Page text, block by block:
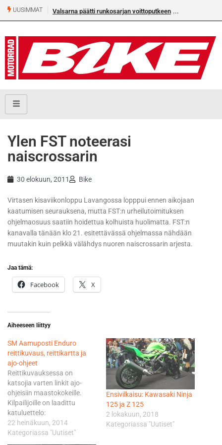
UUSIMMAT Valsarna päätti runkosarjan voittoputkeen
Ylen FST noteerasi
naiscrossarin
30 elokuun, 2011 Bike
Virtasen kisaviikonloppu Lavangossa lopppui ennen aikojaan
kaatumisen seurauksena, mutta FST:n urheilutoimituksen
ohjelmaosuus saatiin hoidettua kolhuista huolimatta. FST:n
kanavalla tänään klo 21. esitettävässä ohjelmassa nähdään
muutakin kuin pelkkä välähdys nuoren naiscrossarin arjesta.
Jaa tämä:
Facebook X
Aiheeseen liittyy
SM Aamuposti Enduro
reittikuvaus, reittikartta ja
ajo-ohjeet
Reittikuvauksessa on
katsojia varten linkit ajo-
ohjeisiin maastokokeille.
Kilpailijoille on laadittu
katuluettelo:
http://kahvakopla.com/sm-
enduro-2014/sm-
aamuposti-enduro-2014-
22 heinäkuun, 2014
Kategoriassa "Uutiset"
Ensivilkaisu: Kawasaki Ninja
125 ja Z 125
2 lokakuun, 2018
Kategoriassa "Uutiset"